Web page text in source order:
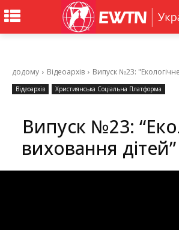
додому Відеоархів Випуск №23:
Відеоархів Християнська Соціальна Платформа
Випуск №23:
виховання дітей”